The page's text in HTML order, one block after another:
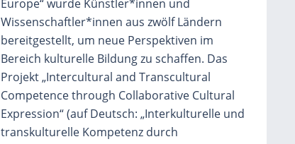
Europe“ wurde Künstler*innen und
Wissenschaftler*innen aus zwölf Ländern
bereitgestellt, um neue Perspektiven im
Bereich kulturelle Bildung zu schaffen. Das
Projekt „Intercultural and Transcultural
Competence through Collaborative Cultural
Expression“ (auf Deutsch: „Interkulturelle und
transkulturelle Kompetenz durch